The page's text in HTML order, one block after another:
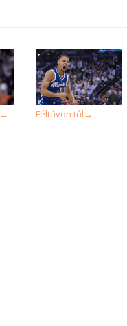
→ Féltávon túl →